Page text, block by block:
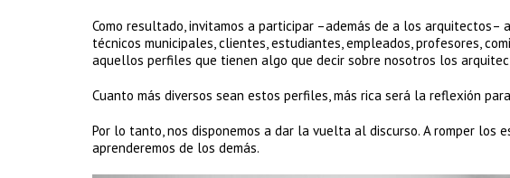
Como resultado, invitamos a participar –además de a los arquitectos–
técnicos municipales, clientes, estudiantes, empleados, profesores,
aquellos perfiles que tienen algo que decir sobre nosotros los
Cuanto más diversos sean estos perfiles, más rica será la reflexión
Por lo tanto, nos disponemos a dar la vuelta al discurso. A romper los
aprenderemos de los demás.